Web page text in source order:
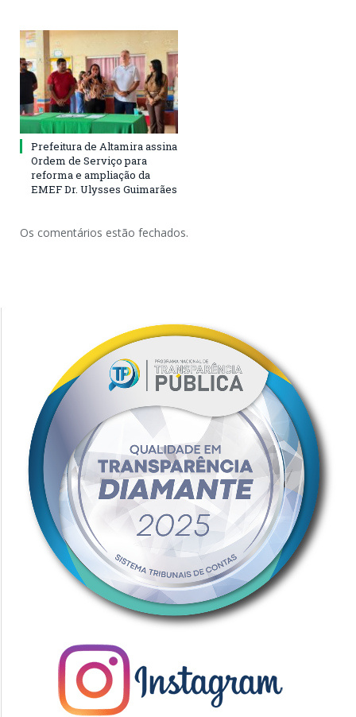
Prefeitura de Altamira assina
Ordem de Serviço para
reforma e ampliação da
EMEF Dr. Ulysses Guimarães
Os comentários estão fechados.